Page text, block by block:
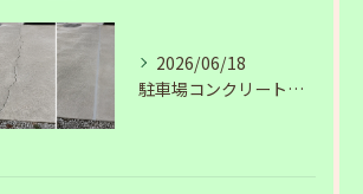
2026/06/18
駐車場コンクリートのひび割れは放置NG？原因と補修工事の施工事例を紹介